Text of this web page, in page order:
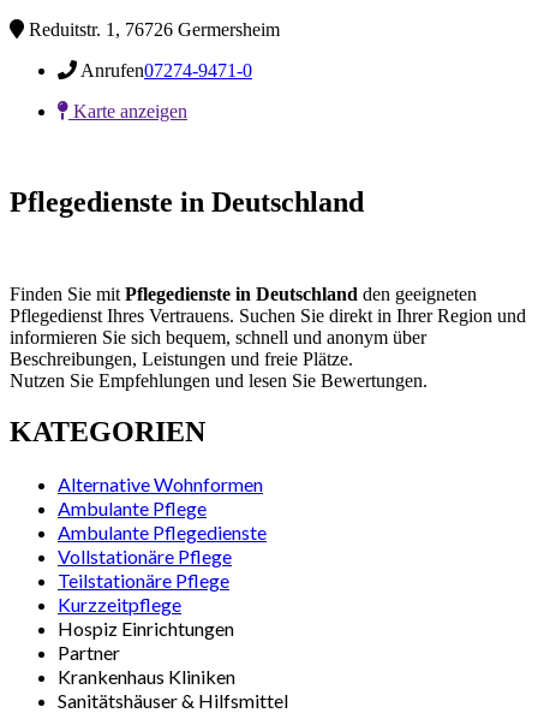
Reduitstr. 1, 76726 Germersheim
Anrufen07274-9471-0
Karte anzeigen
Pflegedienste in Deutschland
Finden Sie mit Pflegedienste in Deutschland den geeigneten
Pflegedienst Ihres Vertrauens. Suchen Sie direkt in Ihrer Region und
informieren Sie sich bequem, schnell und anonym über
Beschreibungen, Leistungen und freie Plätze.
Nutzen Sie Empfehlungen und lesen Sie Bewertungen.
KATEGORIEN
Alternative Wohnformen
Ambulante Pflege
Ambulante Pflegedienste
Vollstationäre Pflege
Teilstationäre Pflege
Kurzzeitpflege
Hospiz Einrichtungen
Partner
Krankenhaus Kliniken
Sanitätshäuser & Hilfsmittel